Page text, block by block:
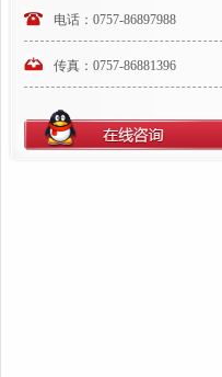
电话：0757-86897988
传真：0757-86881396